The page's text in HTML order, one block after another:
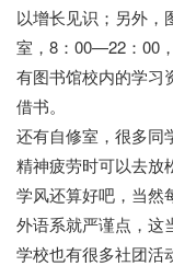
以增长见识；另外，
室，8：00—22：00
有图书馆校内的学习
借书。
还有自修室，很多同
精神疲劳时可以去放
学风还算好吧，当然
外语系就严谨点，这
学校也有很多社团活